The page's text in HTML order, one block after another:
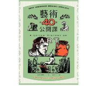
程。
法精準呈現，提升視覺表達
測驗，打造你的行動知識
市場，並於「我的訂單」
將為您辦理退款事宜。
貨，恕無法以單支商品取
登入帳號
Login
Step2.登入